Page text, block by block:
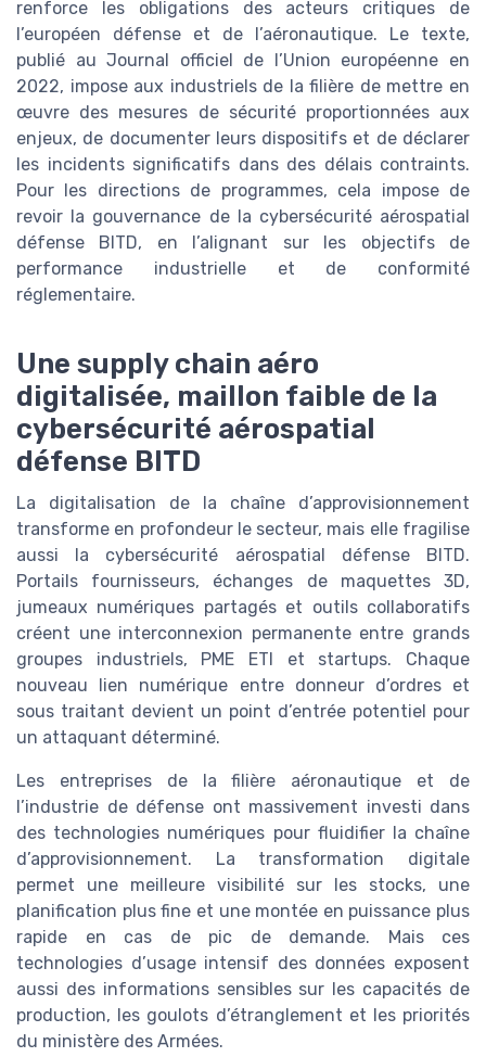
renforce les obligations des acteurs critiques de
l’européen défense et de l’aéronautique. Le texte,
publié au Journal officiel de l’Union européenne en
2022, impose aux industriels de la filière de mettre en
œuvre des mesures de sécurité proportionnées aux
enjeux, de documenter leurs dispositifs et de déclarer
les incidents significatifs dans des délais contraints.
Pour les directions de programmes, cela impose de
revoir la gouvernance de la cybersécurité aérospatial
défense BITD, en l’alignant sur les objectifs de
performance industrielle et de conformité
réglementaire.
Une supply chain aéro
digitalisée, maillon faible de la
cybersécurité aérospatial
défense BITD
La digitalisation de la chaîne d’approvisionnement
transforme en profondeur le secteur, mais elle fragilise
aussi la cybersécurité aérospatial défense BITD.
Portails fournisseurs, échanges de maquettes 3D,
jumeaux numériques partagés et outils collaboratifs
créent une interconnexion permanente entre grands
groupes industriels, PME ETI et startups. Chaque
nouveau lien numérique entre donneur d’ordres et
sous traitant devient un point d’entrée potentiel pour
un attaquant déterminé.
Les entreprises de la filière aéronautique et de
l’industrie de défense ont massivement investi dans
des technologies numériques pour fluidifier la chaîne
d’approvisionnement. La transformation digitale
permet une meilleure visibilité sur les stocks, une
planification plus fine et une montée en puissance plus
rapide en cas de pic de demande. Mais ces
technologies d’usage intensif des données exposent
aussi des informations sensibles sur les capacités de
production, les goulots d’étranglement et les priorités
du ministère des Armées.